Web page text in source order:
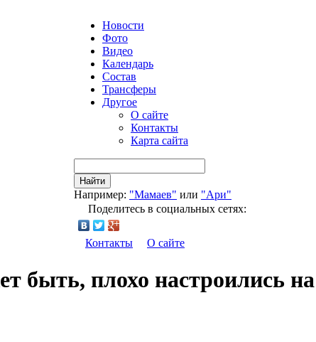
Новости
Фото
Видео
Календарь
Состав
Трансферы
Другое
О сайте
Контакты
Карта сайта
Найти
Например: "Мамаев" или "Ари"
Поделитесь в социальных сетях:
Контакты О сайте
быть, плохо настроились